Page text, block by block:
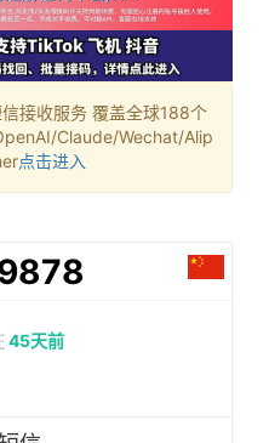
接收服务 覆盖全球188个
Claude/Wechat/Alip
点击进入
45天前